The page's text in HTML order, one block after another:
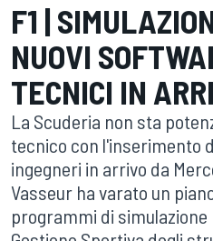
F1 |
NUOVI
TECNICI IN
La Scuderia non sta
tecnico con l'inserimento
ingegneri in arrivo da
Vasseur ha varato un
programmi di simulazione